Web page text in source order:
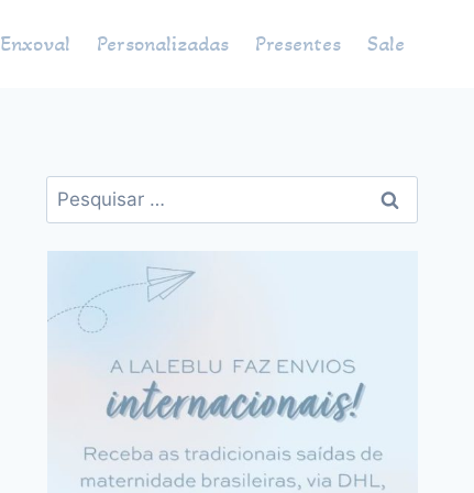
Enxoval Personalizadas Presentes Sale
Pesquisar
por: